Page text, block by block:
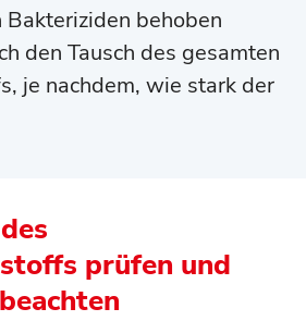
behoben
den Tausch des gesamten
je nachdem, wie stark der
prüfen und